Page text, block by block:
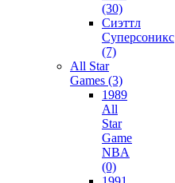
(30)
Сиэттл
Суперсоникс
(7)
All Star
Games (3)
1989
All
Star
Game
NBA
(0)